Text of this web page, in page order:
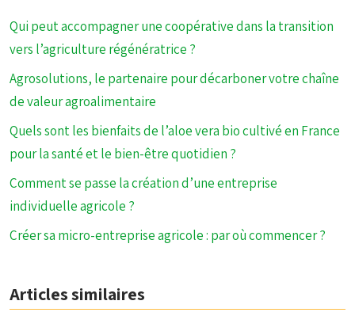
Qui peut accompagner une coopérative dans la transition
vers l’agriculture régénératrice ?
Agrosolutions, le partenaire pour décarboner votre chaîne
de valeur agroalimentaire
Quels sont les bienfaits de l’aloe vera bio cultivé en France
pour la santé et le bien-être quotidien ?
Comment se passe la création d’une entreprise
individuelle agricole ?
Créer sa micro-entreprise agricole : par où commencer ?
Articles similaires